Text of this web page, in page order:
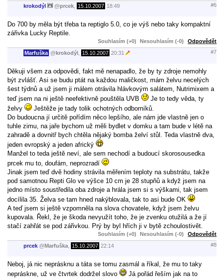
krokodýl @prcek 15.10.2007 18:49 #6
Do 700 by měla být třeba ta reptiglo 5.0, co je výš nebo taky kompaktní
zářivka Lucky Reptile.
Souhlasím (+0) Nesouhlasím (-0) Odpovědět
Marfuška @krokodýl 15.10.2007 20:31 #7
Děkuji všem za odpovědi, fakt mě nenapadlo, že by ty zdroje nemohly
být zvlášť. Asi se budu ptát na každou maličkost, mám želvu necelých
šest týdnů a už jsem ji málem otrávila hlávkovým salátem, Nutrimixem a
teď jsem na ni ještě neefektivně pouštěla UVB
Je to tedy věda, ty
želvy
Ještěže je tady tolik ochotných odborníků.
Do budoucna jí určitě pořídím něco lepšího, ale nám jde vlastně jen o
tuhle zimu, na jaře bychom už měli bydlet v domku a tam bude v létě na
zahradě a dovnitř bych chtěla nějaký bomba želví stůl. Teda vlastně dva,
jeden evropský a jeden africký
Manžel to teda ještě neví, ale sem nechodí a budoucí skorosousedka
prcek mu to, doufám, neprozradí
Jinak jsem teď dvě hodiny strávila měřením teploty na substrátu, takže
pod samotnou Repti Glo ve výšce 10 cm je 28 stupňů a když jsem na
jedno místo soustředila oba zdroje a hrála jsem si s výškami, tak jsem
docílila 35. Želva se tam hned nakýblovala, tak to asi bude OK
A teď jsem si ještě vzpomněla na slova chovatele, když jsem želvu
kupovala. Řekl, že je škoda nevyužít toho, že je zvenku otužilá a že jí
stačí zahřát se pod zářivkou. Prý by byl hřích ji v bytě zchoulostivět.
Souhlasím (+0) Nesouhlasím (-0) Odpovědět
prcek @Marfuška 15.10.2007 22:14 #8
Neboj, já nic neprásknu a táta se tomu zasmál a říkal, že mu to taky
nepráskne, už ve čtvrtek dodržel slovo
Já pořád řeším jak na to